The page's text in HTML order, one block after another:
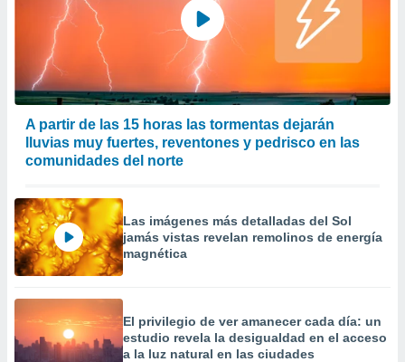
A partir de las 15 horas las tormentas dejarán
lluvias muy fuertes, reventones y pedrisco en las
comunidades del norte
Las imágenes más detalladas del Sol
jamás vistas revelan remolinos de energía
magnética
El privilegio de ver amanecer cada día: un
estudio revela la desigualdad en el acceso
a la luz natural en las ciudades